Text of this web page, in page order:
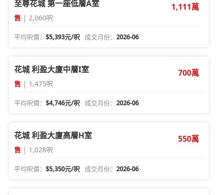
至尊花城 第一座低層A室
售 | 2,060呎
1,111萬
平均呎價：$5,393元/呎 成交月份：2026-06
花城 利盈大廈中層I室
售 | 1,475呎
700萬
平均呎價：$4,746元/呎 成交月份：2026-06
花城 利盈大廈高層H室
售 | 1,028呎
550萬
平均呎價：$5,350元/呎 成交月份：2026-06